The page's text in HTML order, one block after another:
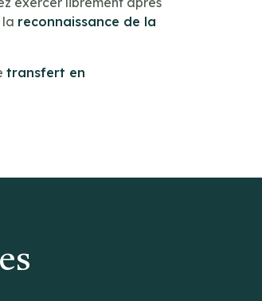
la reconnaissance de la
transfert en